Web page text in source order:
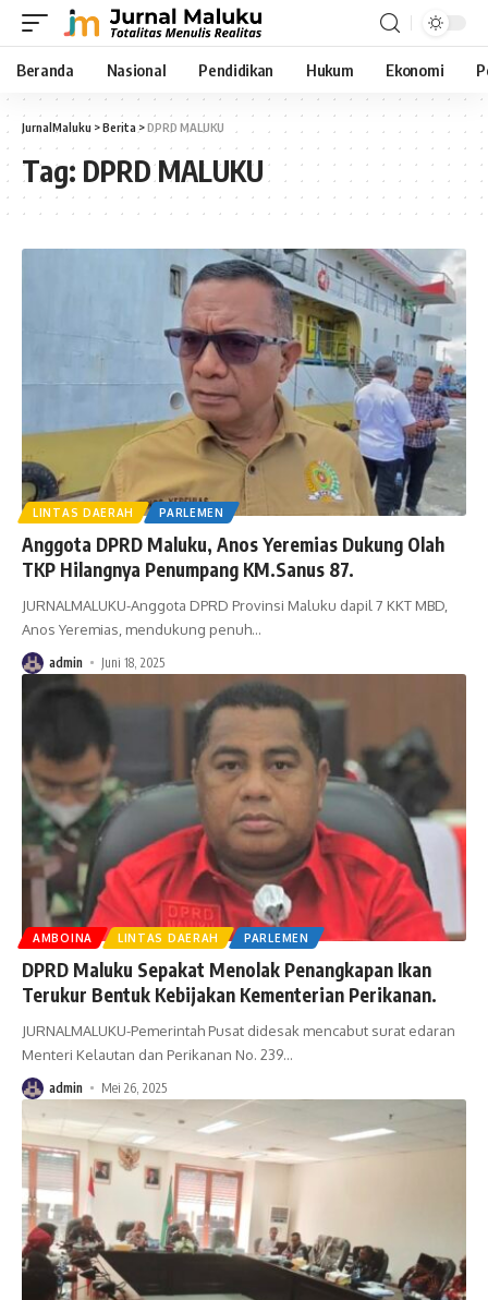
Beranda Nasional Pendidikan Hukum Ekonomi
JurnalMaluku >Berita >DPRD MALUKU
Tag: DPRD MALUKU
LINTAS DAERAH PARLEMEN
Anggota DPRD Maluku, Anos Yeremias Dukung Olah
TKP Hilangnya Penumpang KM.Sanus 87.
JURNALMALUKU-Anggota DPRD Provinsi Maluku dapil 7 KKT MBD,
Anos Yeremias, mendukung penuh…
admin Juni 18, 2025
AMBOINA LINTAS DAERAH PARLEMEN
DPRD Maluku Sepakat Menolak Penangkapan Ikan
Terukur Bentuk Kebijakan Kementerian Perikanan.
JURNALMALUKU-Pemerintah Pusat didesak mencabut surat edaran
Menteri Kelautan dan Perikanan No. 239…
admin Mei 26, 2025